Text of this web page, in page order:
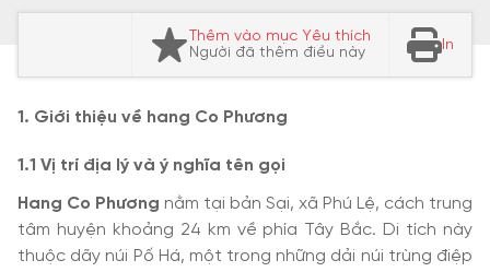
Thêm vào mục Yêu thích
Người đã thêm điều này
In
1. Giới thiệu về hang Co Phương
1.1 Vị trí địa lý và ý nghĩa tên gọi
Hang Co Phương nằm tại bản Sại, xã Phú Lệ, cách trung
tâm huyện khoảng 24 km về phía Tây Bắc. Di tích này
thuộc dãy núi Pố Há, một trong những dải núi trùng điệp